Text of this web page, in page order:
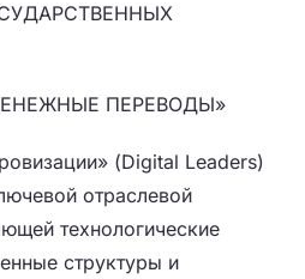
ПЕРЕВОДЫ»
(Digital Leaders)
отраслевой
технологические
структуры и